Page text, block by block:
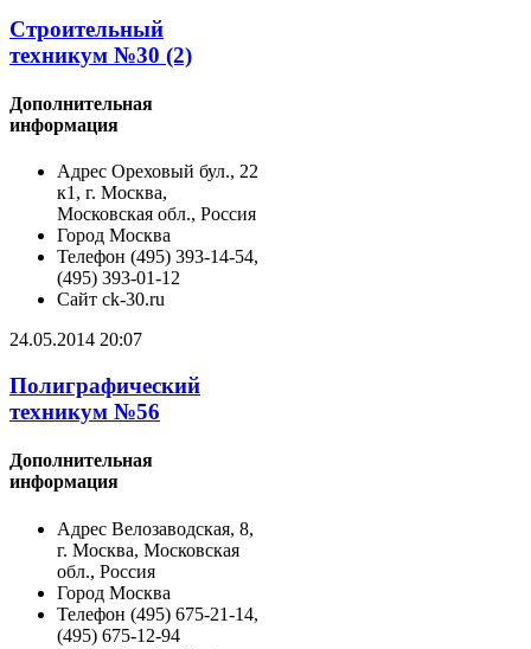
Строительный
техникум №30 (2)
Дополнительная
информация
Адрес Ореховый бул., 22
к1, г. Москва,
Московская обл., Россия
Город Москва
Телефон (495) 393-14-54,
(495) 393-01-12
Сайт ck-30.ru
24.05.2014 20:07
Полиграфический
техникум №56
Дополнительная
информация
Адрес Велозаводская, 8,
г. Москва, Московская
обл., Россия
Город Москва
Телефон (495) 675-21-14,
(495) 675-12-94